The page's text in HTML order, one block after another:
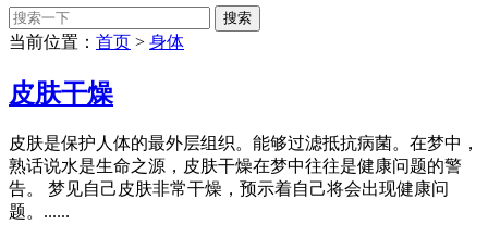
当前位置： 首页 > 身体
皮肤干燥
皮肤是保护人体的最外层组织。能够过滤抵抗病菌。在梦中，
熟话说水是生命之源，皮肤干燥在梦中往往是健康问题的警
告。 梦见自己皮肤非常干燥，预示着自己将会出现健康问
题。......